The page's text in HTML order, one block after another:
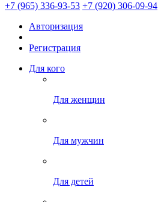
+7 (965) 336-93-53 +7 (920) 306-09-94
Авторизация
Регистрация
Для кого
Для женщин
Для мужчин
Для детей